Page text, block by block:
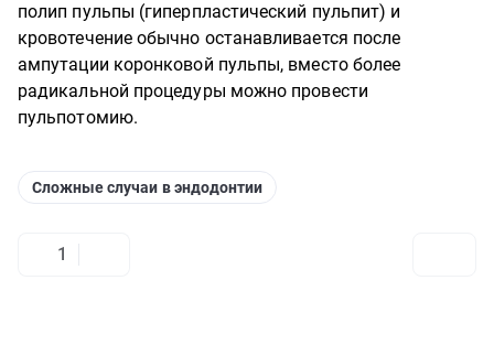
полип пульпы (гиперпластический пульпит) и
кровотечение обычно останавливается после
ампутации коронковой пульпы, вместо более
радикальной процедуры можно провести
пульпотомию.
Сложные случаи в эндодонтии
1